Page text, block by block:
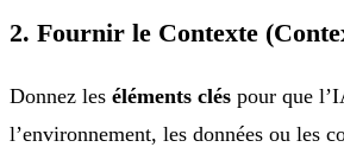
2. Fournir le Contexte
Donnez les éléments clés pour que
l’environnement, les données ou les